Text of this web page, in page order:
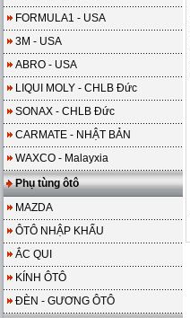
FORMULA1 - USA
3M - USA
ABRO - USA
LIQUI MOLY - CHLB Đức
SONAX - CHLB Đức
CARMATE - NHẬT BẢN
WAXCO - Malayxia
Phụ tùng ôtô
MAZDA
ÔTÔ NHẬP KHẨU
ẮC QUI
KÍNH ÔTÔ
ĐÈN - GƯƠNG ÔTÔ